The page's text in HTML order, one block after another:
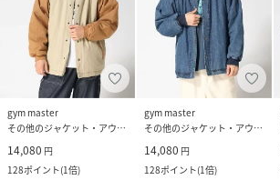
gym master
その他のジャケット・アウター
14,080 円
128ポイント(1倍)
gym master
その他のジャケット・アウター
14,080 円
128ポイント(1倍)